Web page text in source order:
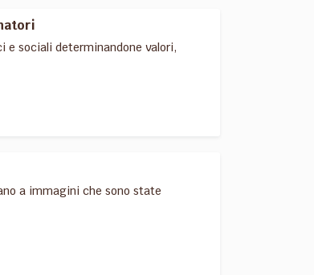
sociali determinandone valori,
a immagini che sono state